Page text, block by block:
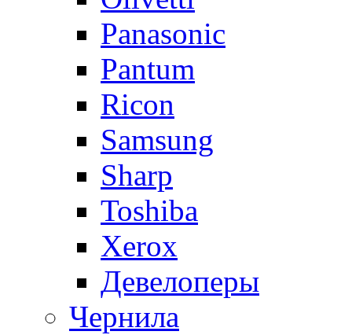
Panasonic
Pantum
Ricon
Samsung
Sharp
Toshiba
Xerox
Девелоперы
Чернила